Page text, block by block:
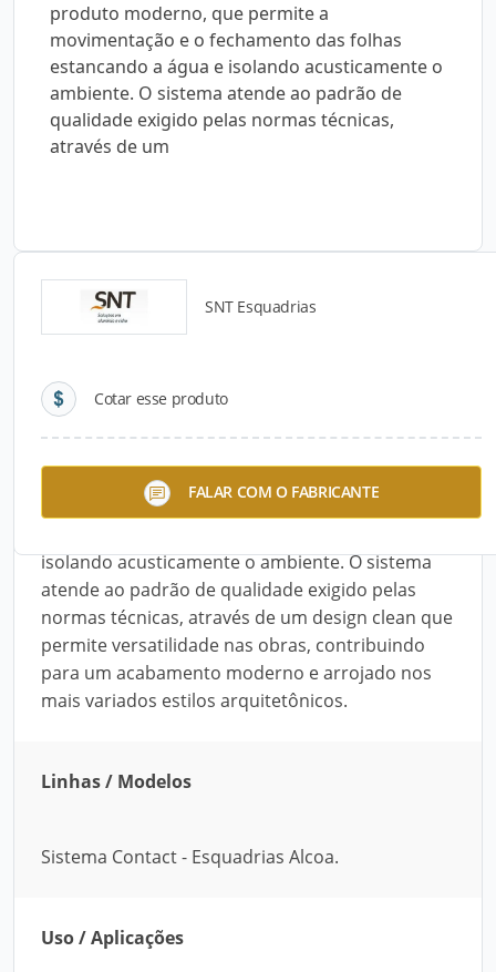
produto moderno, que permite a
movimentação e o fechamento das folhas
estancando a água e isolando acusticamente o
ambiente. O sistema atende ao padrão de
qualidade exigido pelas normas técnicas,
através de um
SNT Esquadrias
Cotar esse produto
FALAR COM O FABRICANTE
Detalhes do produto
Descrição do Produto
O Sistema Contact - Esquadrias Alcoa é um
produto moderno, que permite a movimentação
isolando acusticamente o ambiente. O sistema
atende ao padrão de qualidade exigido pelas
normas técnicas, através de um design clean que
permite versatilidade nas obras, contribuindo
para um acabamento moderno e arrojado nos
mais variados estilos arquitetônicos.
Linhas / Modelos
Sistema Contact - Esquadrias Alcoa.
Uso / Aplicações